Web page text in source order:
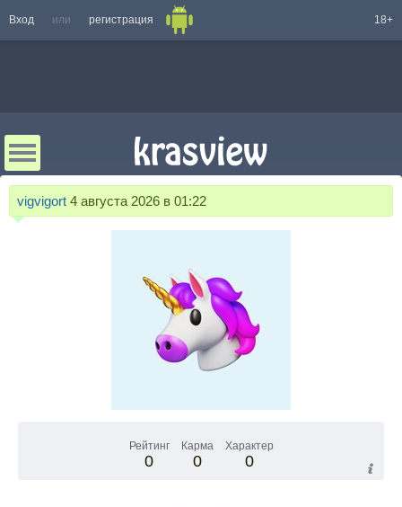
Вход или регистрация 18+
vigvigort 4 августа 2026 в 01:22
Рейтинг
0
Карма
0
Характер
0